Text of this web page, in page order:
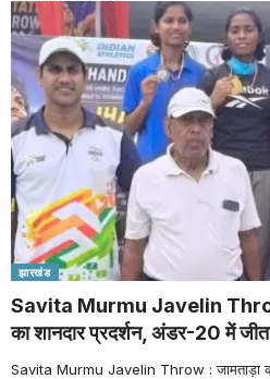
झारखंड
Savita Murmu Javelin Throw
का शानदार प्रदर्शन, अंडर-20 में
Savita Murmu Javelin Throw : जामताड़ा की